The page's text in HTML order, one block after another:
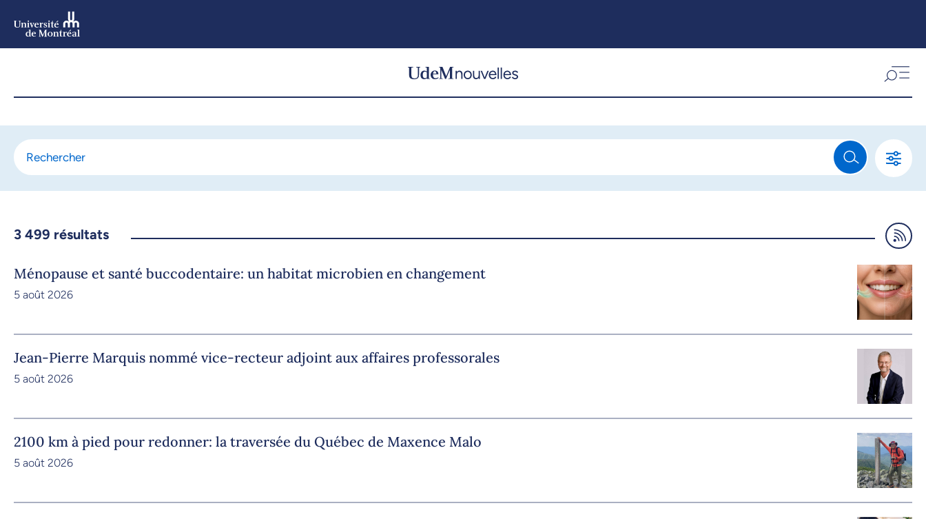
3 499 résultats
Ménopause et santé buccodentaire: un habitat microbien en changement
5 août 2026
Jean-Pierre Marquis nommé vice-recteur adjoint aux affaires professorales
5 août 2026
2100 km à pied pour redonner: la traversée du Québec de Maxence Malo
5 août 2026